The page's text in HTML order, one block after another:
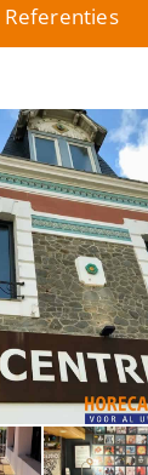
Referenties